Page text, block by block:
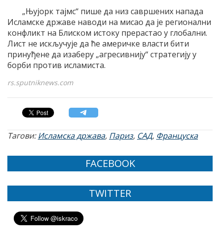
„Њујорк тајмс“ пише да низ савршених напада
Исламске државе наводи на мисао да је регионални
конфликт на Блиском истоку прерастао у глобални.
Лист не искључује да ће америчке власти бити
принуђене да изаберу „агресивнију“ стратегију у
борби против исламиста.
rs.sputniknews.com
Тагови:Исламска држава, Париз, САД, Француска
FACEBOOK
TWITTER